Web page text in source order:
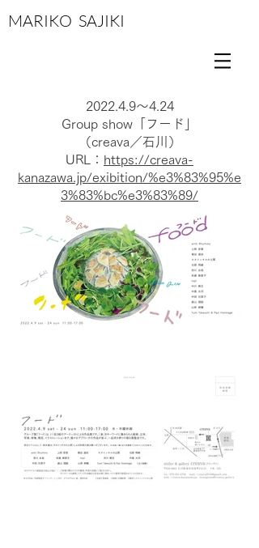
MARIKO SAJIKI
2022.4.9〜4.24
Group show「フード」
（creava ／石川）
URL： https://creava-
kanazawa.jp/exibition/%e3%83%95%e
3%83%bc%e3%83%89/